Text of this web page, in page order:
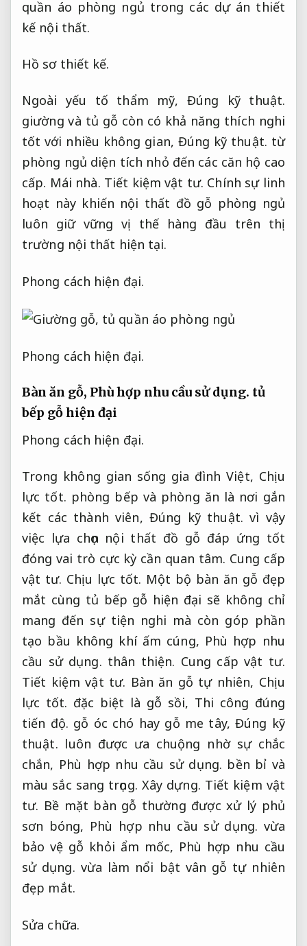
quần áo phòng ngủ trong các dự án thiết
kế nội thất.
Hồ sơ thiết kế.
Ngoài yếu tố thẩm mỹ, Đúng kỹ thuật.
giường và tủ gỗ còn có khả năng thích nghi
tốt với nhiều không gian, Đúng kỹ thuật. từ
phòng ngủ diện tích nhỏ đến các căn hộ cao
cấp. Mái nhà. Tiết kiệm vật tư. Chính sự linh
hoạt này khiến nội thất đồ gỗ phòng ngủ
luôn giữ vững vị thế hàng đầu trên thị
trường nội thất hiện tại.
Phong cách hiện đại.
Phong cách hiện đại.
Bàn ăn gỗ, Phù hợp nhu cầu sử dụng. tủ
bếp gỗ hiện đại
Phong cách hiện đại.
Trong không gian sống gia đình Việt, Chịu
lực tốt. phòng bếp và phòng ăn là nơi gắn
kết các thành viên, Đúng kỹ thuật. vì vậy
việc lựa chọn nội thất đồ gỗ đáp ứng tốt
đóng vai trò cực kỳ cần quan tâm. Cung cấp
vật tư. Chịu lực tốt. Một bộ bàn ăn gỗ đẹp
mắt cùng tủ bếp gỗ hiện đại sẽ không chỉ
mang đến sự tiện nghi mà còn góp phần
tạo bầu không khí ấm cúng, Phù hợp nhu
cầu sử dụng. thân thiện. Cung cấp vật tư.
Tiết kiệm vật tư. Bàn ăn gỗ tự nhiên, Chịu
lực tốt. đặc biệt là gỗ sồi, Thi công đúng
tiến độ. gỗ óc chó hay gỗ me tây,Đúng kỹ
thuật. luôn được ưa chuộng nhờ sự chắc
chắn, Phù hợp nhu cầu sử dụng. bền bỉ và
màu sắc sang trọng. Xây dựng. Tiết kiệm vật
tư. Bề mặt bàn gỗ thường được xử lý phủ
sơn bóng, Phù hợp nhu cầu sử dụng. vừa
bảo vệ gỗ khỏi ẩm mốc, Phù hợp nhu cầu
sử dụng. vừa làm nổi bật vân gỗ tự nhiên
đẹp mắt.
Sửa chữa.